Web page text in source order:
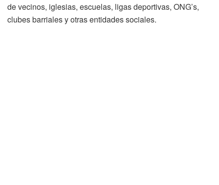
de vecinos, iglesias, escuelas, ligas deportivas, ONG’s,
clubes barriales y otras entidades sociales.